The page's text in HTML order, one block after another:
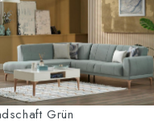
Grün